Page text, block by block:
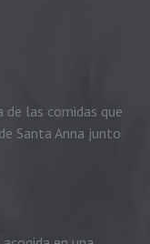
de las comidas que
Santa Anna junto